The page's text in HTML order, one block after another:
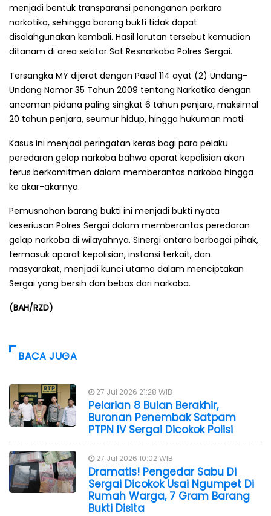
menjadi bentuk transparansi penanganan perkara
narkotika, sehingga barang bukti tidak dapat
disalahgunakan kembali. Hasil larutan tersebut kemudian
ditanam di area sekitar Sat Resnarkoba Polres Sergai.
Tersangka MY dijerat dengan Pasal 114 ayat (2) Undang-
Undang Nomor 35 Tahun 2009 tentang Narkotika dengan
ancaman pidana paling singkat 6 tahun penjara, maksimal
20 tahun penjara, seumur hidup, hingga hukuman mati.
Kasus ini menjadi peringatan keras bagi para pelaku
peredaran gelap narkoba bahwa aparat kepolisian akan
terus berkomitmen dalam memberantas narkoba hingga
ke akar-akarnya.
Pemusnahan barang bukti ini menjadi bukti nyata
keseriusan Polres Sergai dalam memberantas peredaran
gelap narkoba di wilayahnya. Sinergi antara berbagai pihak,
termasuk aparat kepolisian, instansi terkait, dan
masyarakat, menjadi kunci utama dalam menciptakan
Sergai yang bersih dan bebas dari narkoba.
(BAH/RZD)
BACA JUGA
27 Jul 2026 21:28 WIB
Pelarian 8 Bulan Berakhir,
Buronan Penembak Satpam
PTPN IV Sergai Dicokok Polisi
27 Jul 2026 10:02 WIB
Dramatis! Pengedar Sabu Di
Sergai Dicokok Usai Ngumpet Di
Rumah Warga, 7 Gram Barang
Bukti Disita